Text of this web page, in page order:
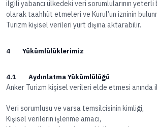
ilgili yabancı ülkedeki veri sorumlularının yeterli
olarak taahhüt etmeleri ve Kurul’un izninin
Turizm kişisel verileri yurt dışına aktarabilir.
4 Yükümlülüklerimiz
4.1 Aydınlatma Yükümlülüğü
Anker Turizm kişisel verileri elde etmesi anında
Veri sorumlusu ve varsa temsilcisinin kimliği,
Kişisel verilerin işlenme amacı,